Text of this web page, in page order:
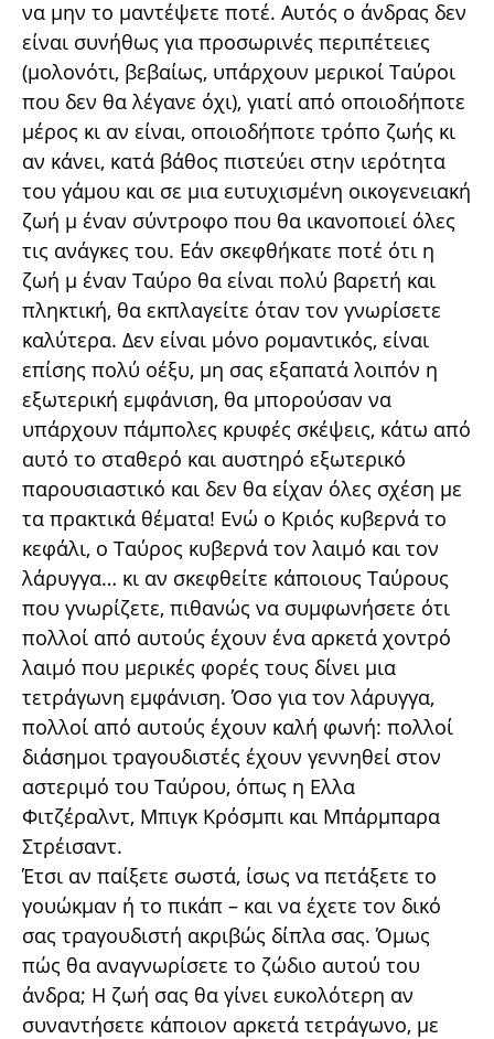
να μην το μαντέψετε ποτέ. Αυτός ο άνδρας δεν
είναι συνήθως για προσωρινές περιπέτειες
(μολονότι, βεβαίως, υπάρχουν μερικοί Ταύροι
που δεν θα λέγανε όχι), γιατί από οποιοδήποτε
μέρος κι αν είναι, οποιοδήποτε τρόπο ζωής κι
αν κάνει, κατά βάθος πιστεύει στην ιερότητα
του γάμου και σε μια ευτυχισμένη οικογενειακή
ζωή μ έναν σύντροφο που θα ικανοποιεί όλες
τις ανάγκες του. Εάν σκεφθήκατε ποτέ ότι η
ζωή μ έναν Ταύρο θα είναι πολύ βαρετή και
πληκτική, θα εκπλαγείτε όταν τον γνωρίσετε
καλύτερα. Δεν είναι μόνο ρομαντικός, είναι
επίσης πολύ οέξυ, μη σας εξαπατά λοιπόν η
εξωτερική εμφάνιση, θα μπορούσαν να
υπάρχουν πάμπολες κρυφές σκέψεις, κάτω από
αυτό το σταθερό και αυστηρό εξωτερικό
παρουσιαστικό και δεν θα είχαν όλες σχέση με
τα πρακτικά θέματα! Ενώ ο Κριός κυβερνά το
κεφάλι, ο Ταύρος κυβερνά τον λαιμό και τον
λάρυγγα… κι αν σκεφθείτε κάποιους Ταύρους
που γνωρίζετε, πιθανώς να συμφωνήσετε ότι
πολλοί από αυτούς έχουν ένα αρκετά χοντρό
λαιμό που μερικές φορές τους δίνει μια
τετράγωνη εμφάνιση. Όσο για τον λάρυγγα,
πολλοί από αυτούς έχουν καλή φωνή: πολλοί
διάσημοι τραγουδιστές έχουν γεννηθεί στον
αστεριμό του Ταύρου, όπως η Ελλα
Φιτζέραλντ, Μπιγκ Κρόσμπι και Μπάρμπαρα
Στρέισαντ.
Έτσι αν παίξετε σωστά, ίσως να πετάξετε το
γουώκμαν ή το πικάπ – και να έχετε τον δικό
σας τραγουδιστή ακριβώς δίπλα σας. Όμως
πώς θα αναγνωρίσετε το ζώδιο αυτού του
άνδρα; Η ζωή σας θα γίνει ευκολότερη αν
συναντήσετε κάποιον αρκετά τετράγωνο, με